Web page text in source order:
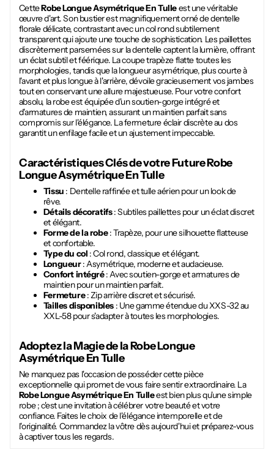
CetteRobe Longue Asymétrique En Tulleest une véritable
œuvre d'art. Son bustier est magnifiquement orné de dentelle
florale délicate, contrastant avec un col rond subtilement
transparent qui ajoute une touche de sophistication. Les paillettes
discrètement parsemées sur la dentelle captent la lumière, offrant
un éclat subtil et féérique. La coupe trapèze flatte toutes les
morphologies, tandis que la longueur asymétrique, plus courte à
l'avant et plus longue à l'arrière, dévoile gracieusement vos jambes
tout en conservant une allure majestueuse. Pour votre confort
absolu, la robe est équipée d'un soutien-gorge intégré et
d'armatures de maintien, assurant un maintien parfait sans
compromis sur l'élégance. La fermeture éclair discrète au dos
garantit un enfilage facile et un ajustement impeccable.
Caractéristiques Clés de votre FutureRobe
Longue Asymétrique En Tulle
Tissu : Dentelle raffinée et tulle aérien pour un look de
rêve.
Détails décoratifs: Subtiles paillettes pour un éclat discret
et élégant.
Forme de la robe: Trapèze, pour une silhouette flatteuse
et confortable.
Type du col : Col rond, classique et élégant.
Longueur: Asymétrique, moderne et audacieuse.
Confort intégré: Avec soutien-gorge et armatures de
maintien pour un maintien parfait.
Fermeture: Zip arrière discret et sécurisé.
Tailles disponibles: Une gamme étendue du XXS-32 au
XXL-58 pour s'adapter à toutes les morphologies.
Adoptez la Magie de laRobe Longue
Asymétrique En Tulle
Ne manquez pas l'occasion de posséder cette pièce
exceptionnelle qui promet de vous faire sentir extraordinaire. La
Robe Longue Asymétrique En Tulleest bien plus qu'une simple
robe ; c'est une invitation à célébrer votre beauté et votre
confiance. Faites le choix de l'élégance intemporelle et de
l'originalité. Commandez la vôtre dès aujourd'hui et préparez-vous
à captiver tous les regards.